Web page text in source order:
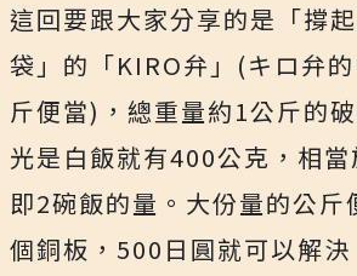
這回要跟大家分享的是「撐
袋」的「KIRO弁」(キロ弁
斤便當)，總重量約1公斤的
光是白飯就有400公克，相當
即2碗飯的量。大份量的公斤
個銅板，500日圓就可以解